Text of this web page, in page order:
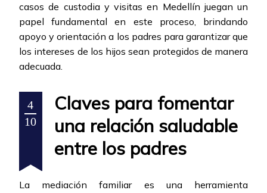
casos de custodia y visitas en Medellín juegan un
papel fundamental en este proceso, brindando
apoyo y orientación a los padres para garantizar que
los intereses de los hijos sean protegidos de manera
adecuada.
4
10
Claves para fomentar
una relación saludable
entre los padres
La mediación familiar es una herramienta